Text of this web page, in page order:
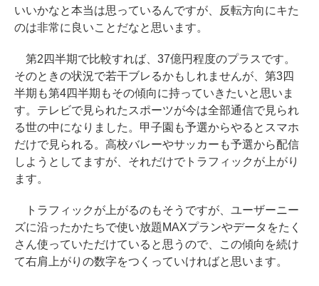
いいかなと本当は思っているんですが、反転方向にキた
のは非常に良いことだなと思います。
第2四半期で比較すれば、37億円程度のプラスです。
そのときの状況で若干ブレるかもしれませんが、第3四
半期も第4四半期もその傾向に持っていきたいと思いま
す。テレビで見られたスポーツが今は全部通信で見られ
る世の中になりました。甲子園も予選からやるとスマホ
だけで見られる。高校バレーやサッカーも予選から配信
しようとしてますが、それだけでトラフィックが上がり
ます。
トラフィックが上がるのもそうですが、ユーザーニー
ズに沿ったかたちで使い放題MAXプランやデータをたく
さん使っていただけていると思うので、この傾向を続け
て右肩上がりの数字をつくっていければと思います。